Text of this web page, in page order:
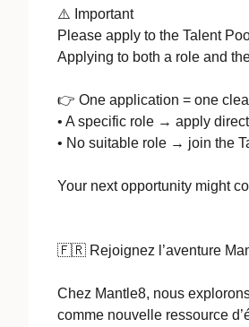
⚠️ Important
Please apply to the Talent
Applying to both a role and
👉 One application = one
• A specific role → apply
• No suitable role → join the
Your next opportunity might
🇫🇷 Rejoignez l’aventure
Chez Mantle8, nous
comme nouvelle ressource